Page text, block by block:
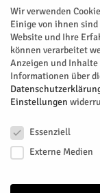
« Alle
Diese Veranstaltung
15.
Facebook
Wir verwenden
Einige von ihnen
Website und Ihre
können verarbeitet
Anzeigen und
Informationen über
Einstellungen
Essenziell
Externe Medien